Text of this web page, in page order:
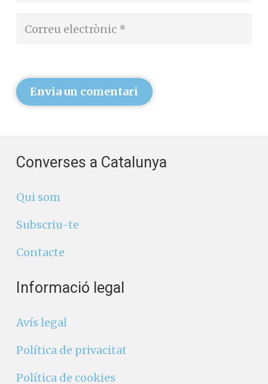
Envia un comentari
Converses a Catalunya
Qui som
Subscriu-te
Contacte
Informació legal
Avís legal
Política de privacitat
Política de cookies